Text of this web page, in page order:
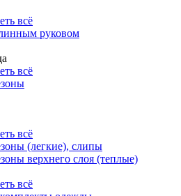
всё
руковом
всё
всё
(легкие), слипы
верхнего слоя (теплые)
всё